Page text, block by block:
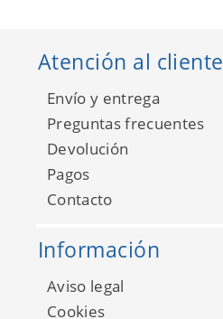
Five OClock 85822469
Atención al cliente
Envío y entrega
Preguntas frecuentes
Devolución
Pagos
Contacto
Información
Aviso legal
Cookies